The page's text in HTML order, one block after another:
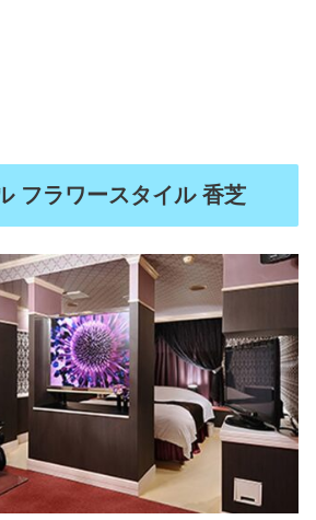
フラワースタイル 香芝